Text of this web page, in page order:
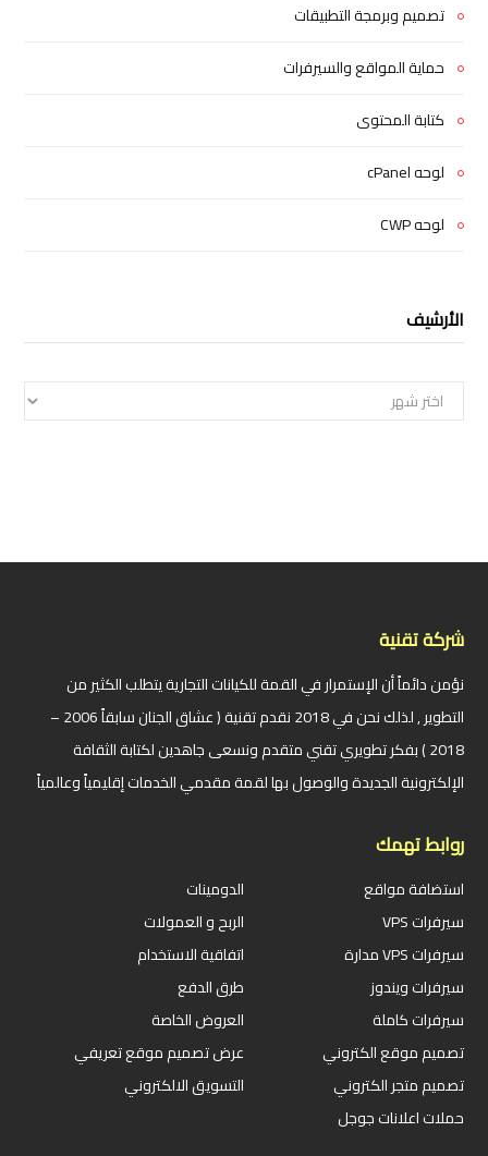
تصميم وبرمجة التطبيقات
حماية المواقع والسيرفرات
كتابة المحتوى
لوحه cPanel
لوحه CWP
الأرشيف
الأرشيف
شركة تقنية
نؤمن دائماً أن الإستمرار في القمة للكيانات التجارية يتطلب الكثير من
التطوير , لذلك نحن في 2018 نقدم تقنية ( عشاق الجنان سابقاً 2006 –
2018 ) بفكر تطويري تقني متقدم ونسعى جاهدين لكتابة الثقافة
الإلكترونية الجديدة والوصول بها لقمة مقدمي الخدمات إقليمياً وعالمياً
روابط تهمك
استضافة مواقع
سيرفرات VPS
سيرفرات VPS مدارة
سيرفرات ويندوز
سيرفرات كاملة
تصميم موقع الكتروني
تصميم متجر الكتروني
حملات اعلانات جوجل
الدومينات
الربح و العمولات
اتفاقية الاستخدام
طرق الدفع
العروض الخاصة
عرض تصميم موقع تعريفي
التسويق الالكتروني